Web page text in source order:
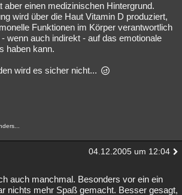
aber einen medizinischen Hintergrund.
wird über die Haut Vitamin D produziert,
Funktionen im Körper verantwortlich
wenn auch indirekt - auf das emotionale
haben kann.
wird es sicher nicht...
04.12.2005 um 12:04
auch manchmal. Besonders vor ein ein
nichts mehr Spaß gemacht. Besser gesagt,